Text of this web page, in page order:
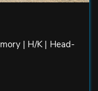
| H/K | Head-